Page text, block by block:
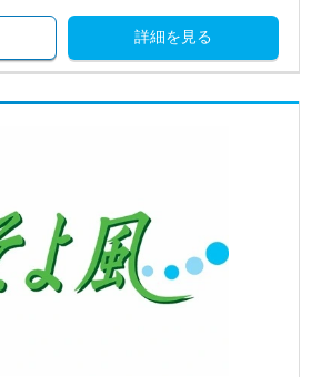
詳細を見る